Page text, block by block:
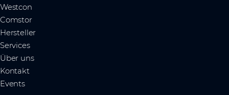
Westcon
Comstor
Hersteller
Services
Über uns
Kontakt
Events